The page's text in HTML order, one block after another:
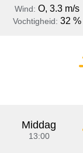
Wind: O, 3.3 m/s
Vochtigheid: 32 %
Middag
13:00